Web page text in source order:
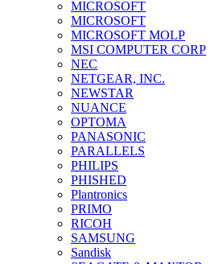
MICROSOFT
MICROSOFT
MICROSOFT MOLP
MSI COMPUTER CORP
NEC
NETGEAR, INC.
NEWSTAR
NUANCE
OPTOMA
PANASONIC
PARALLELS
PHILIPS
PHISHED
Plantronics
PRIMO
RICOH
SAMSUNG
Sandisk